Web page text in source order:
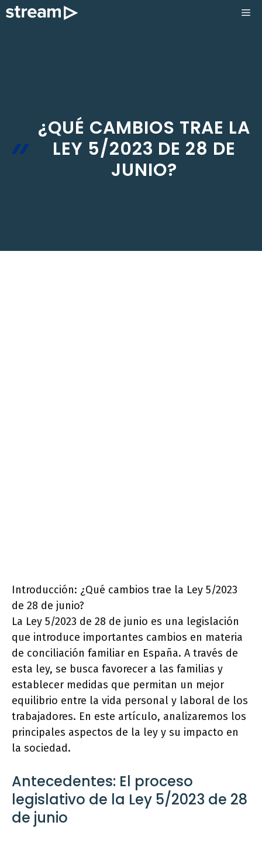
Saltar
¿QUÉ CAMBIOS TRAE LA
LEY 5/2023 DE 28 DE
JUNIO?
Introducción: ¿Qué cambios trae la Ley 5/2023
de 28 de junio?
La Ley 5/2023 de 28 de junio es una legislación
que introduce importantes cambios en materia
de conciliación familiar en España. A través de
esta ley, se busca favorecer a las familias y
establecer medidas que permitan un mejor
equilibrio entre la vida personal y laboral de los
trabajadores. En este artículo, analizaremos los
principales aspectos de la ley y su impacto en
la sociedad.
Antecedentes: El proceso
legislativo de la Ley 5/2023 de 28
de junio